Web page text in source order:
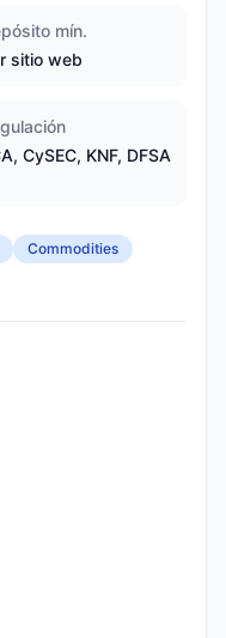
mín.
sitio web
CySEC, KNF, DFSA
Commodities